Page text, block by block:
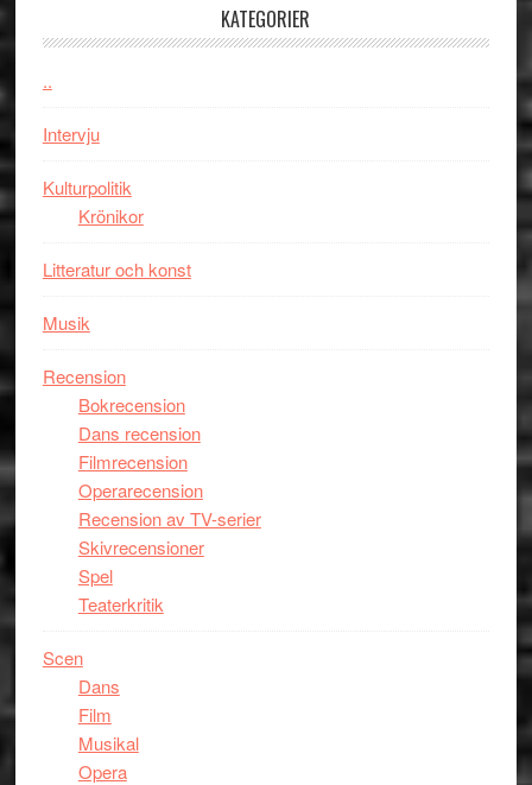
Jackie
Vem
KATEGORIER
..
Intervju
Kulturpolitik
Krönikor
Litteratur och konst
Musik
Recension
Bokrecension
Dans recension
Filmrecension
Operarecension
Recension av TV-serier
Skivrecensioner
Spel
Teaterkritik
Scen
Dans
Film
Musikal
Opera